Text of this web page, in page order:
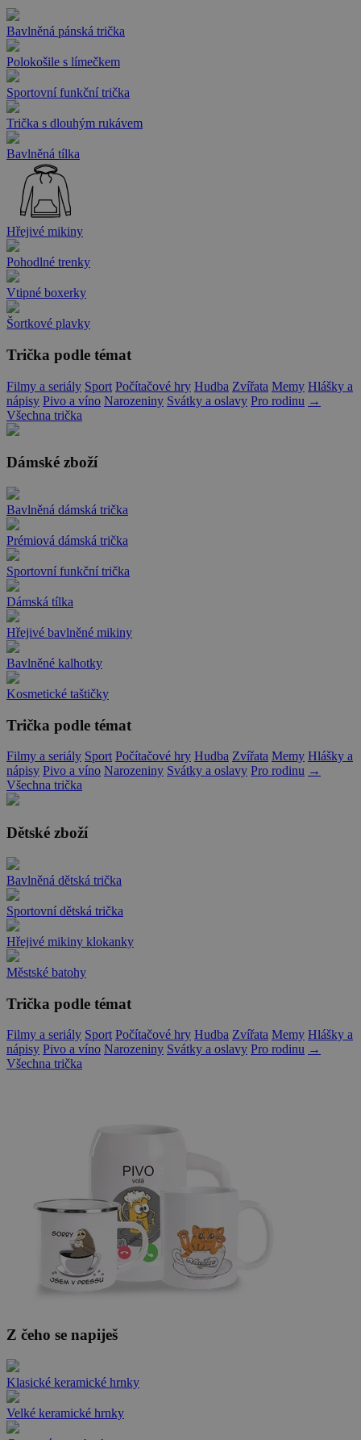
Bavlněná pánská trička
Polokošile s límečkem
Sportovní funkční trička
Trička s dlouhým rukávem
Bavlněná tílka
Hřejivé mikiny
Pohodlné trenky
Vtipné boxerky
Šortkové plavky
Trička podle témat
Filmy a seriály Sport Počítačové hry Hudba Zvířata Memy Hlášky a
nápisy Pivo a víno Narozeniny Svátky a oslavy Pro rodinu →
Všechna trička
Dámské zboží
Bavlněná dámská trička
Prémiová dámská trička
Sportovní funkční trička
Dámská tílka
Hřejivé bavlněné mikiny
Bavlněné kalhotky
Kosmetické taštičky
Trička podle témat
Filmy a seriály Sport Počítačové hry Hudba Zvířata Memy Hlášky a
nápisy Pivo a víno Narozeniny Svátky a oslavy Pro rodinu →
Všechna trička
Dětské zboží
Bavlněná dětská trička
Sportovní dětská trička
Hřejivé mikiny klokanky
Městské batohy
Trička podle témat
Filmy a seriály Sport Počítačové hry Hudba Zvířata Memy Hlášky a
nápisy Pivo a víno Narozeniny Svátky a oslavy Pro rodinu →
Všechna trička
Z čeho se napiješ
Klasické keramické hrnky
Velké keramické hrnky